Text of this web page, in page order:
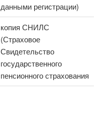
данными регистрации)
копия СНИЛС
(Страховое
Свидетельство
государственного
пенсионного страхования